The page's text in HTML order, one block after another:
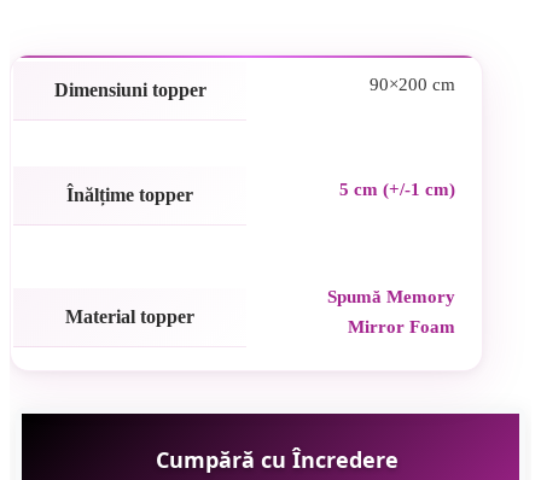
Dimensiuni topper 90×200 cm
Înălțime topper 5 cm (+/-1 cm)
Material topper
Spumă Memory
Mirror Foam
Cumpără cu Încredere